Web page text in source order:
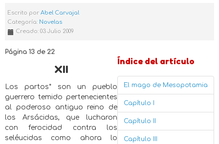
Escrito por Abel Carvajal
Categoría: Novelas
Creado: 03 Julio 2009
Índice del artículo
El mago de Mesopotamia
Capítulo I
Capítulo II
Capítulo III
Página 13 de 22
XII
Los partos* son un pueblo
guerrero temido pertenecientes
al poderoso antiguo reino de
los Arsácidas, que lucharon
con ferocidad contra los
seléucidas como ahora lo